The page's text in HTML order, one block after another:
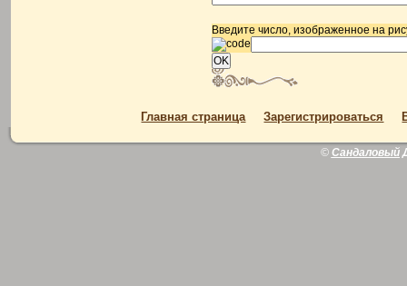
Введите число, изображенное на
Главная страница Зарегистрироваться
© Сандаловый